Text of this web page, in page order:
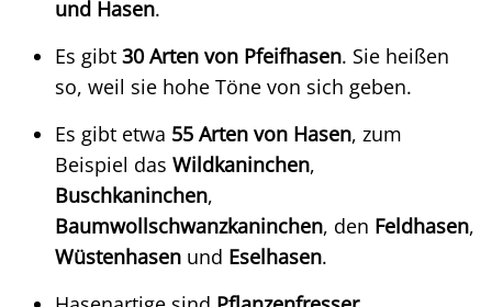
und Hasen.
Es gibt 30 Arten von Pfeifhasen. Sie heißen
so, weil sie hohe Töne von sich geben.
Es gibt etwa 55 Arten von Hasen, zum
Beispiel das Wildkaninchen,
Buschkaninchen,
Baumwollschwanzkaninchen, den Feldhasen,
Wüstenhasen und Eselhasen.